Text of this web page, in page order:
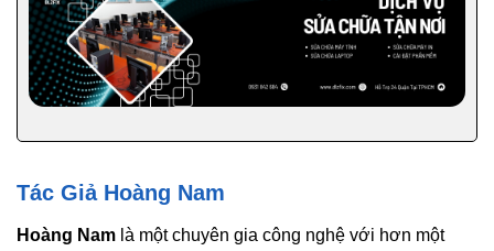
Tác Giả Hoàng Nam
Hoàng Nam là một chuyên gia công nghệ với hơn một